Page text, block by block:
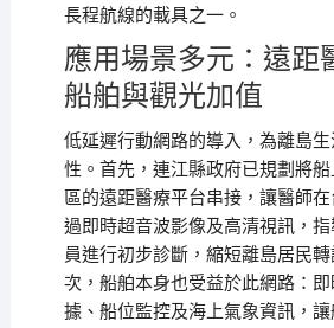
長程航線的載具之一。
應用場景多元：遠距
船舶與觀光加值
低延遲行動網路的導入，為離島
性。首先，連江縣政府已規劃將
區的遠距醫療平台串接，讓醫師
過即時超音波影像及高清視訊，
員進行初步診斷，縮短離島居民
次，船舶本身也受益於此網路：
據、船位監控及海上氣象資訊，